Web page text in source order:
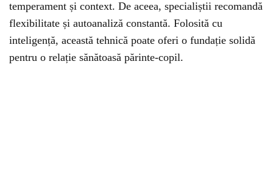
temperament și context. De aceea, specialiștii recomandă
flexibilitate și autoanaliză constantă. Folosită cu
inteligență, această tehnică poate oferi o fundație solidă
pentru o relație sănătoasă părinte-copil.